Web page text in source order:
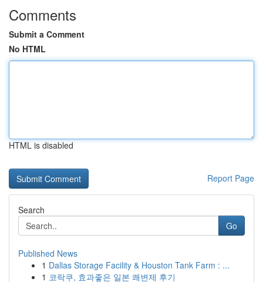
Comments
Submit a Comment
No HTML
HTML is disabled
Report Page
Search
Go
Published News
1 Dallas Storage Facility & Houston Tank Farm : ...
1 코락쿠, 효과좋은 일본 쾌변제 후기